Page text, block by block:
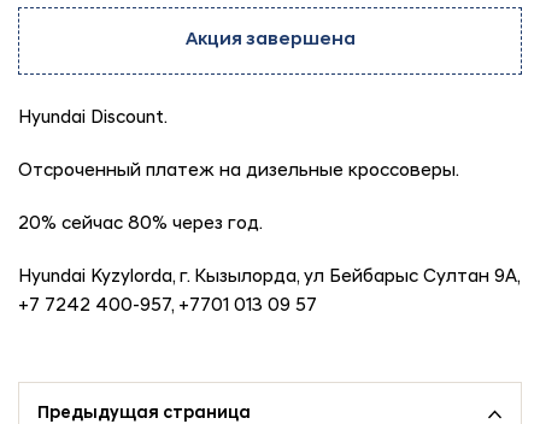
Акция завершена
Hyundai Discount.
Отсроченный платеж на дизельные кроссоверы.
20% сейчас 80% через год.
Hyundai Kyzylorda, г. Кызылорда, ул Бейбарыс Султан 9А,
+7 7242 400-957, +7701 013 09 57
Предыдущая страница